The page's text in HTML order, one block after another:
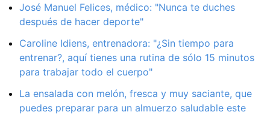
José Manuel Felices, médico: "Nunca te duches
después de hacer deporte"
Caroline Idiens, entrenadora: "¿Sin tiempo para
entrenar?, aquí tienes una rutina de sólo 15 minutos
para trabajar todo el cuerpo"
La ensalada con melón, fresca y muy saciante, que
puedes preparar para un almuerzo saludable este